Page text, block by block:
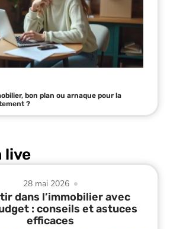
bon plan ou arnaque pour la
?
live
28 mai 2026
dans l’immobilier avec
: conseils et astuces
efficaces